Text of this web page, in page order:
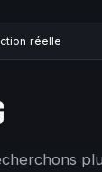
réelle